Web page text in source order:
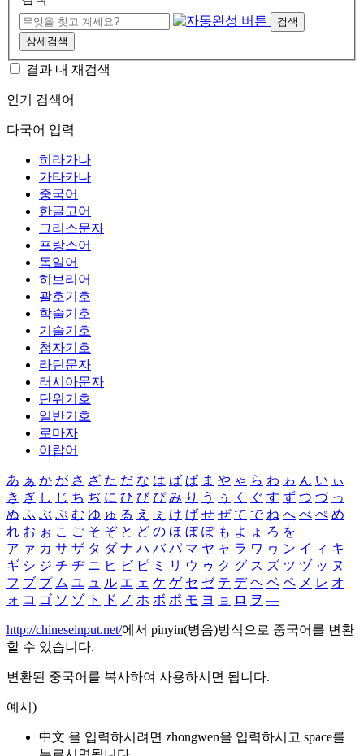
검색
상세검색
결과 내 재검색
인기 검색어
다국어 입력
히라가나
가타카나
중국어
한글고어
그리스문자
프랑스어
독일어
히브리어
괄호기호
학술기호
기술기호
첨자기호
라틴문자
러시아문자
단위기호
일반기호
로마자
아랍어
あ ぁ か が さ ざ た だ な は ば ぱ ま や ゃ ら わ ゎ ん い ぃ
き ぎ し じ ち ぢ に ひ び ぴ み り う ぅ く ぐ す ず つ づ っ
ぬ ふ ぶ ぷ む ゆ ゅ る え ぇ け げ せ ぜ て で ね へ べ ぺ め
れ お ぉ こ ご そ ぞ と ど の ほ ぼ ぽ も よ ょ ろ を
ア ァ カ サ ザ タ ダ ナ ハ バ パ マ ヤ ャ ラ ワ ヮ ン イ ィ キ
ギ シ ジ チ ヂ ニ ヒ ビ ピ ミ リ ウ ゥ ク グ ス ズ ツ ヅ ッ ヌ
フ ブ プ ム ユ ュ ル エ ェ ケ ゲ セ ゼ テ デ ヘ ベ ペ メ レ オ
ォ コ ゴ ソ ゾ ト ド ノ ホ ボ ポ モ ヨ ョ ロ ヲ ―
http://chineseinput.net/에서 pinyin(병음)방식으로 중국어를 변환
할 수 있습니다.
변환된 중국어를 복사하여 사용하시면 됩니다.
예시)
中文 을 입력하시려면 zhongwen을 입력하시고 space를